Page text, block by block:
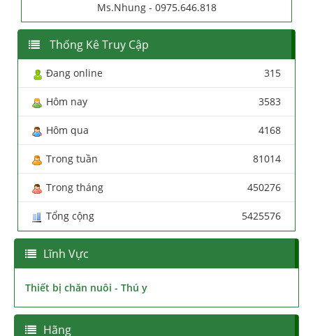
Ms.Nhung - 0975.646.818
Thống Kê Truy Cập
Đang online 315
Hôm nay 3583
Hôm qua 4168
Trong tuần 81014
Trong tháng 450276
Tổng cộng 5425576
Lĩnh Vực
Thiết bị chăn nuôi - Thú y
Hãng